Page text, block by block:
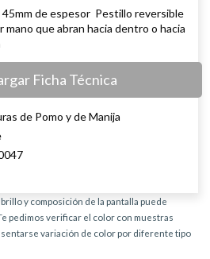
45mm de espesor Pestillo reversible
que abran hacia dentro o hacia
Ficha Técnica
de Pomo y de Manija
y composición de la pantalla puede
pedimos verificar el color con muestras
variación de color por diferente tipo